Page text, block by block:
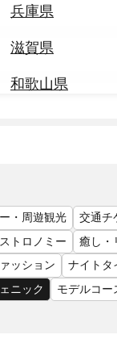
兵庫県
滋賀県
和歌山県
・周遊観光
交通チ
トロノミー
癒し・
ッション
ナイトタ
ニック モデルコー